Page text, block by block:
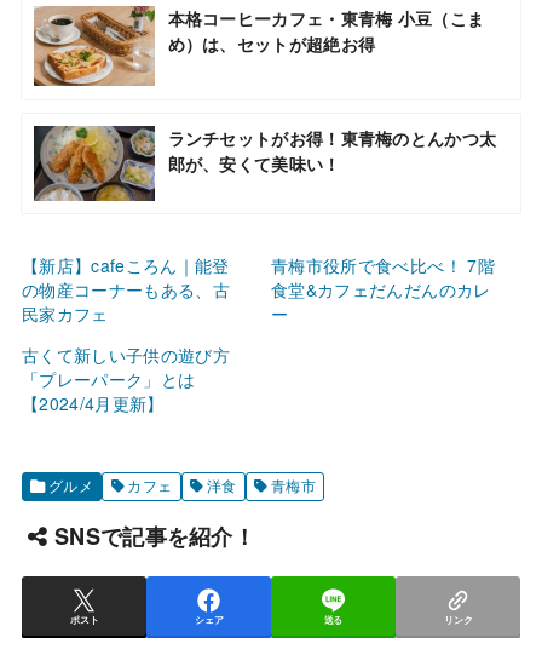
本格コーヒーカフェ・東青梅 小豆（こま
め）は、セットが超絶お得
ランチセットがお得！東青梅のとんかつ太
郎が、安くて美味い！
【新店】cafeころん｜能登
の物産コーナーもある、古
民家カフェ
青梅市役所で食べ比べ！ 7階
食堂&カフェだんだんのカレ
ー
古くて新しい子供の遊び方
「プレーパーク」とは
【2024/4月更新】
グルメ カフェ 洋食 青梅市
SNSで記事を紹介！
ポスト シェア 送る リンク